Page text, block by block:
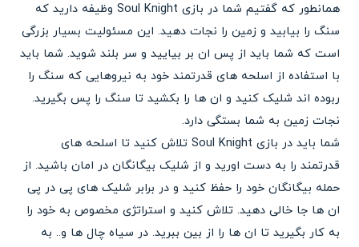
همانطور که گفتیم شما در بازی Soul Knight وظیفه دارید که
سنگ را بیابید و زمین را نجات دهید. این مسئولیت بسیار بزرگی
است که شما باید از پس ان بر بیایید و سر بلند شوید. شما باید
با استفاده از اسلحه های قدرتمند خود به نیروهایی که سنگ را
ربوده اند شلیک کنید و ان ها را بکشید تا سنگ را پس بگیرید.
نجات زمین به شما بستگی دارد.
شما باید در بازی Soul Knight تلاش کنید تا اسلحه های
قدرتمند را به دست اورید و از شلیک بیگانگان در امان باشید. از
حمله بیگانگان خود را حفظ کنید و در برابر شلیک های پی در پی
ان ها جا خالی دهید. تلاش کنید و استراتژی مخصوص به خود را
به کار بگیرید تا ان ها را از بین ببرید. در سیاه چال ها و.. به